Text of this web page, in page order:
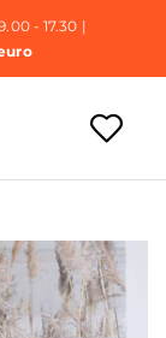
- 17.30 |